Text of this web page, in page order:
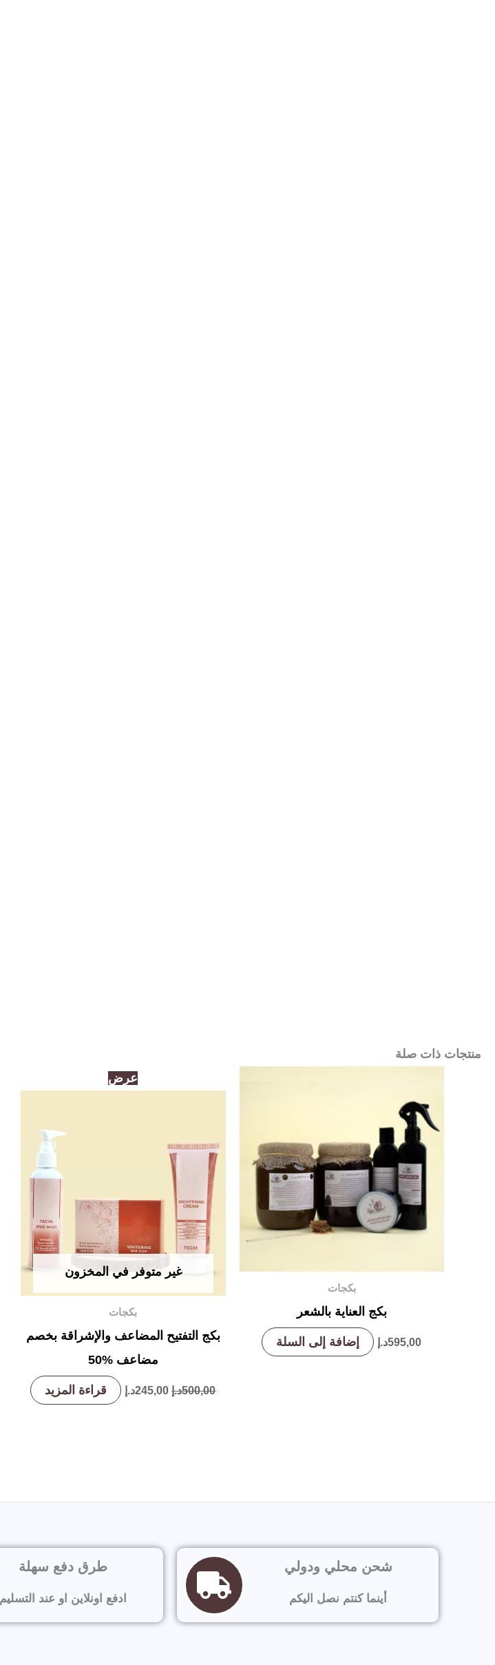
منتجات ذات صلة
بكجات
بكج العناية بالشعر
595,00د.إ إضافة إلى السلة
عرض
غير متوفر في المخزون
بكجات
بكج التفتيح المضاعف والإشراقة بخصم
مضاعف 50‎%‎
500,00د.إ 245,00د.إ
السعر
الحالي
قراءة المزيد
شحن محلي ودولي
أينما كنتم نصل اليكم
طرق دفع سهلة
ادفع اونلاين او عند التسليم